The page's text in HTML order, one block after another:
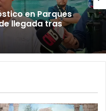
en Parques
llegada tras